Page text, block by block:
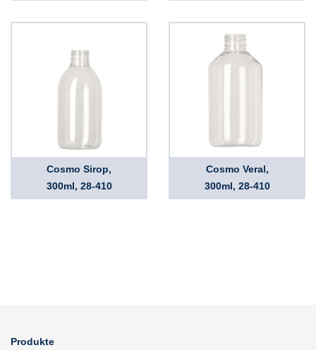
Cosmo Sirop,
300ml, 28-410
Cosmo Veral,
300ml, 28-410
Produkte